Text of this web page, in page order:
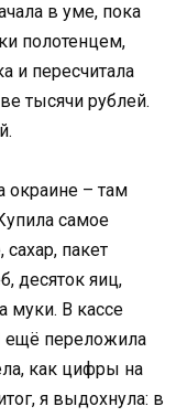
в уме, пока
полотенцем,
и пересчитала
тысячи рублей.
окраине – там
самое
пакет
десяток яиц,
муки. В кассе
ещё переложила
как цифры на
я выдохнула: в